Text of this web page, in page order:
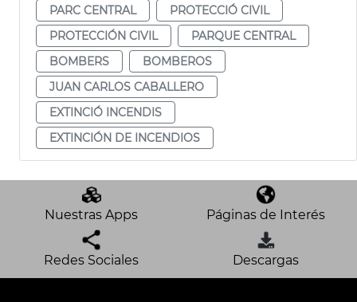
PARC CENTRAL
PROTECCIÓ CIVIL
PROTECCIÓN CIVIL
PARQUE CENTRAL
BOMBERS
BOMBEROS
JUAN CARLOS CABALLERO
EXTINCIÓ INCENDIS
EXTINCIÓN DE INCENDIOS
Nuestras Apps Páginas de Interés
Redes Sociales Descargas